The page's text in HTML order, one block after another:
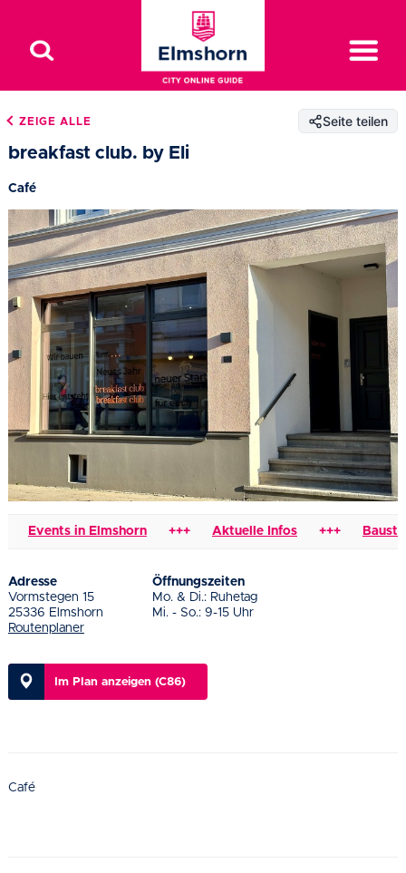
ZEIGE ALLE Seite teilen
breakfast club. by Eli
Café
Events in Elmshorn +++ Aktuelle Infos +++
Adresse
Vormstegen 15
25336 Elmshorn
Routenplaner
Öffnungszeiten
Mo. & Di.: Ruhetag
Mi. - So.: 9-15 Uhr
Im Plan anzeigen (C86)
Café